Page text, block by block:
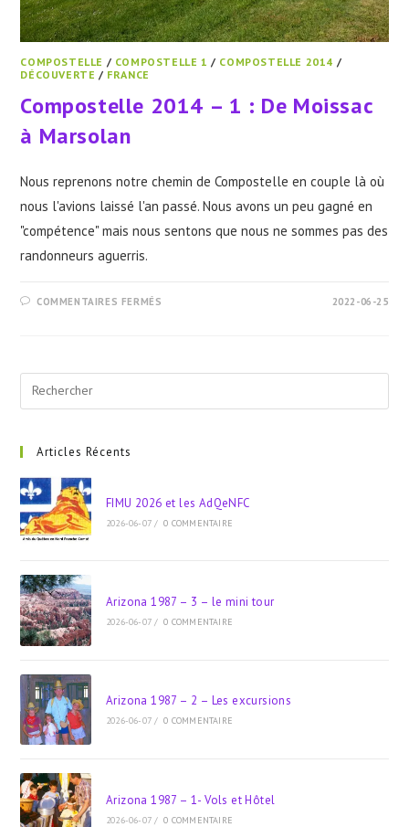
COMPOSTELLE / COMPOSTELLE 1 / COMPOSTELLE 2014 /
DÉCOUVERTE / FRANCE
Compostelle 2014 – 1 : De Moissac
à Marsolan
Nous reprenons notre chemin de Compostelle en couple là où
nous l'avions laissé l'an passé. Nous avons un peu gagné en
"compétence" mais nous sentons que nous ne sommes pas des
randonneurs aguerris.
COMMENTAIRES FERMÉS
DE
MARSOLAN
2022-06-25
Articles Récents
FIMU 2026 et les AdQeNFC
2026-06-07 / 0 COMMENTAIRE
Arizona 1987 – 3 – le mini tour
2026-06-07 / 0 COMMENTAIRE
Arizona 1987 – 2 – Les excursions
2026-06-07 / 0 COMMENTAIRE
Arizona 1987 – 1- Vols et Hôtel
2026-06-07 / 0 COMMENTAIRE